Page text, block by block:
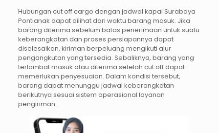
Hubungan cut off cargo dengan jadwal kapal Surabaya
Pontianak dapat dilihat dari waktu barang masuk. Jika
barang diterima sebelum batas penerimaan untuk suatu
keberangkatan dan proses persiapannya dapat
diselesaikan, kiriman berpeluang mengikuti alur
pengangkutan yang tersedia. Sebaliknya, barang yang
terlambat masuk atau diterima setelah cut off dapat
memerlukan penyesuaian. Dalam kondisi tersebut,
barang dapat menunggu jadwal keberangkatan
berikutnya sesuai sistem operasional layanan
pengiriman.